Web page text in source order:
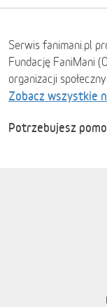
Serwis fanimani.pl
Fundację FaniMani
organizacji
Zobacz wszystkie
Potrzebujesz